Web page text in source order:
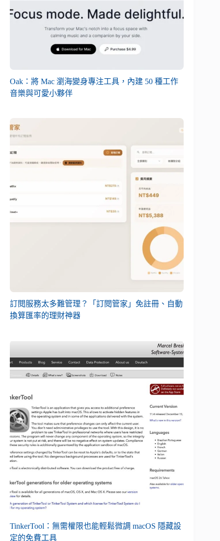
Oak：將 Mac 瀏海變身專注工具，內建 50 種工作
音樂與可愛小夥伴
訂閱服務太多難管理？「訂閱管家」免註冊、自動
換算匯率的理財神器
TinkerTool：無需權限也能輕鬆微調 macOS 隱藏設
定的免費工具